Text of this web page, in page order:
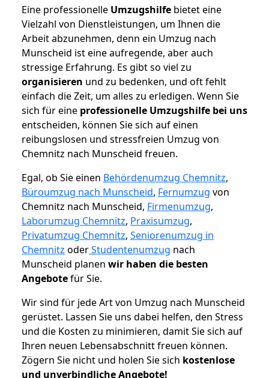
Eine professionelle Umzugshilfe bietet eine
Vielzahl von Dienstleistungen, um Ihnen die
Arbeit abzunehmen, denn ein Umzug nach
Munscheid ist eine aufregende, aber auch
stressige Erfahrung. Es gibt so viel zu
organisieren und zu bedenken, und oft fehlt
einfach die Zeit, um alles zu erledigen. Wenn Sie
sich für eine professionelle Umzugshilfe bei uns
entscheiden, können Sie sich auf einen
reibungslosen und stressfreien Umzug von
Chemnitz nach Munscheid freuen.
Egal, ob Sie einen Behördenumzug Chemnitz,
Büroumzug nach Munscheid, Fernumzug von
Chemnitz nach Munscheid, Firmenumzug,
Laborumzug Chemnitz, Praxisumzug,
Privatumzug Chemnitz, Seniorenumzug in
Chemnitz oderStudentenumzug nach
Munscheid planen wir haben die besten
Angebotefür Sie.
Wir sind für jede Art von Umzug nach Munscheid
gerüstet. Lassen Sie uns dabei helfen, den Stress
und die Kosten zu minimieren, damit Sie sich auf
Ihren neuen Lebensabschnitt freuen können.
Zögern Sie nicht und holen Sie sich kostenlose
und unverbindliche Angebote!